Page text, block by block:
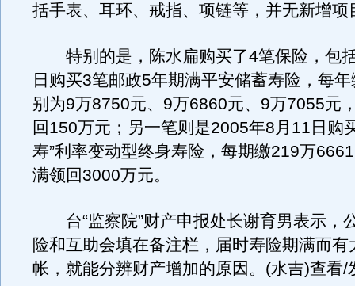
括手表、耳环、戒指、项链等，并无新增项
特别的是，陈水扁购买了4笔保险，包
日购买3笔邮政5年期满平安储蓄寿险，每
别为9万8750元、9万6860元、9万7055元
回150万元；另一笔则是2005年8月11日购
寿”利率变动型终身寿险，每期缴219万
满领回3000万元。
台“监察院”财产申报处长谢育男表示，
险和互助会填在备注栏，届时寿险期满而有
帐，就能分辨财产增加的原因。(水吉)查看/